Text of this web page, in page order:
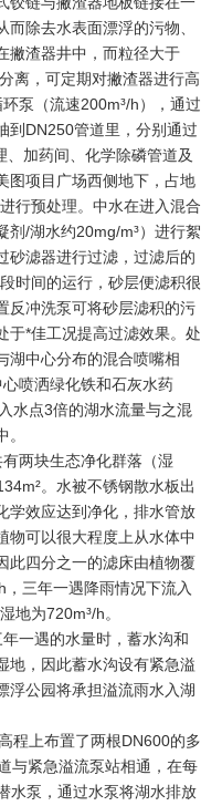
除去水表面漂浮的污物、
撇渣器井中，而粒径大于
离，可定期对撇渣器进行高
泵（流速200m³/h），通过
到DN250管道里，分别通过
加药间、化学除磷管道及
图项目广场西侧地下，占地
行预处理。中水在进入混合
剂/湖水约20mg/m³）进行絮
砂滤器进行过滤，过滤后的
时间的运行，砂层便滤积很
反冲洗泵可将砂层滤积的污
于*佳工况提高过滤效果。处
湖中心分布的混合喷嘴相
喷洒绿化铁和石灰水药
水点3倍的湖水流量与之混
两块生态净化群落（湿
。水被不锈钢散水板出
学效应达到净化，排水管放
物可以很大程度上从水体中
此四分之一的滤床由植物覆
三年一遇降雨情况下流入
地为720m³/h。
一遇的水量时，蓄水沟和
地，因此蓄水沟设有紧急溢
浮公园将承担溢流雨水入湖
程上布置了两根DN600的多
与紧急溢流泵站相通，在每
水泵，通过水泵将湖水排放